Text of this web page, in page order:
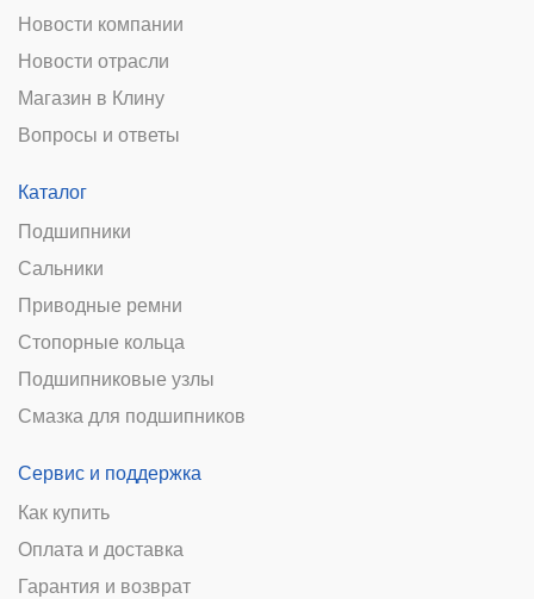
Новости компании
Новости отрасли
Магазин в Клину
Вопросы и ответы
Каталог
Подшипники
Сальники
Приводные ремни
Стопорные кольца
Подшипниковые узлы
Смазка для подшипников
Сервис и поддержка
Как купить
Оплата и доставка
Гарантия и возврат